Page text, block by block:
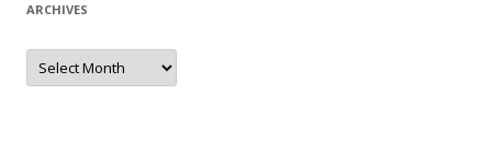
ARCHIVES
Archives